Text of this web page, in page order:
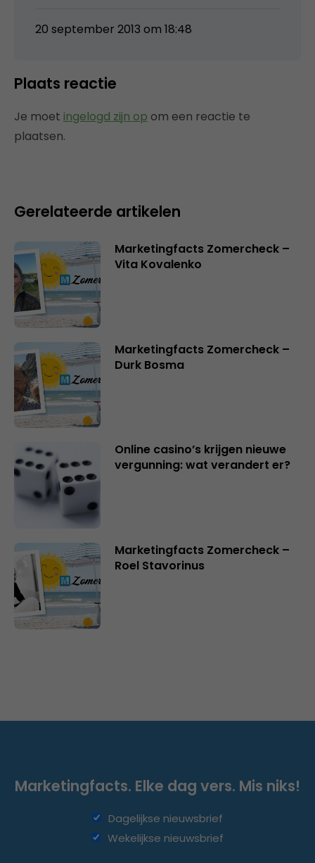
20 september 2013 om 18:48
Plaats reactie
Je moet ingelogd zijn op om een reactie te
plaatsen.
Gerelateerde artikelen
Marketingfacts Zomercheck –
Vita Kovalenko
Marketingfacts Zomercheck –
Durk Bosma
Online casino’s krijgen nieuwe
vergunning: wat verandert er?
Marketingfacts Zomercheck –
Roel Stavorinus
Marketingfacts. Elke dag vers. Mis niks!
Dagelijkse nieuwsbrief
Wekelijkse nieuwsbrief